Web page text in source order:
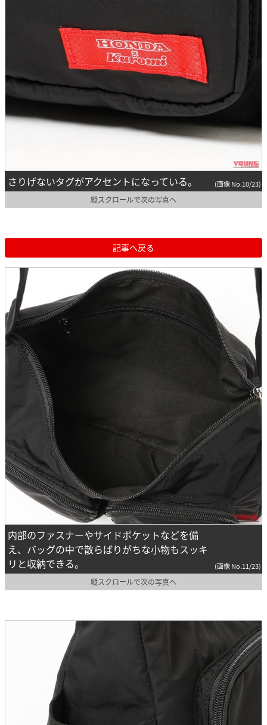
さりげないタグがアクセントになっている。 (画像 No.10/23)
縦スクロールで次の写真へ
記事へ戻る
内部のファスナーやサイドポケットなどを備
え、バッグの中で散らばりがちな小物もスッキ
リと収納できる。
(画像 No.11/23)
縦スクロールで次の写真へ